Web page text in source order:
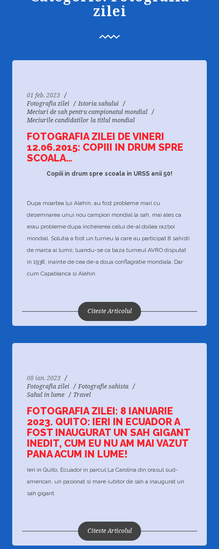
zilei
01 feb. 2023
Fotografia zilei
Istoria sahului
Meciuri de sah pentru campionatul mondial
Meciurile candidatilor la titlul mondial
FOTOGRAFIA ZILEI DE VINERI
12.06.2015: COPIII IN DRUM SPRE
SCOALA…
Copiii in drum spre scoala in URSS anii 50!
Dupa moartea lui Alehin, au fost probleme mari cu
desemnarea unui nou campion mondial la sah, mai ales ca
erau probleme dupa incheierea celui de-al doilea razboi
mondial. Solutia a fost un turneu la care au participat 8 sahisti
de marca ai lumii, luandu-se ca baza turneul AVRO disputat
in 1938, inainte de cea de-a doua conflagratie mondiala. Dar
cum Capablanca si Alehin
Citeste Articolul
88 2227 0
08 ian. 2023
Fotografia zilei
Fotografie sahista
Sahul in lume
Travel
FOTOGRAFIA ZILEI: 8 IANUARIE
2023. QUITO: IERI IN ECUADOR A
FOST INAUGURAT UN SAH GIGANT
INEDIT, CUM EU NU AM MAI VAZUT
PANA ACUM IN LUME!
Ieri in Quito, Ecuador in parcul La Carolina din orasul sud-
american, un pasionat si mare iubitor de sah a inaugurat un
sah gigant
Citeste Articolul